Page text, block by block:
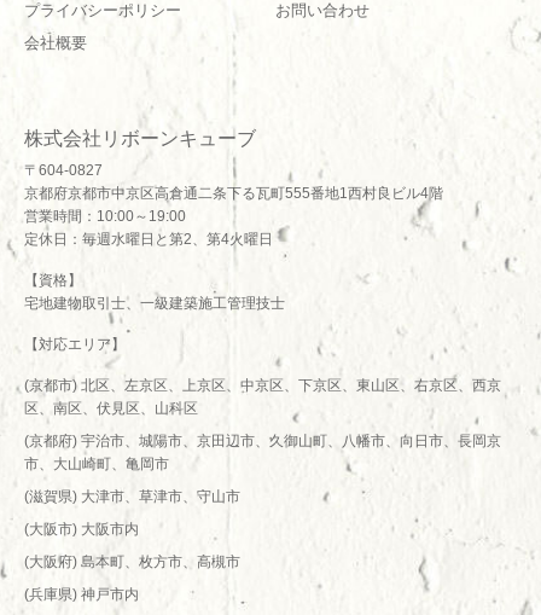
プライバシーポリシー
お問い合わせ
会社概要
株式会社リボーンキューブ
〒604-0827
京都府京都市中京区高倉通二条下る瓦町555番地1西村良ビル4階
営業時間：10:00～19:00
定休日：毎週水曜日と第2、第4火曜日
【資格】
宅地建物取引士、一級建築施工管理技士
【対応エリア】
(京都市) 北区、左京区、上京区、中京区、下京区、東山区、右京区、西京
区、南区、伏見区、山科区
(京都府) 宇治市、城陽市、京田辺市、久御山町、八幡市、向日市、長岡京
市、大山崎町、亀岡市
(滋賀県) 大津市、草津市、守山市
(大阪市) 大阪市内
(大阪府) 島本町、枚方市、高槻市
(兵庫県) 神戸市内